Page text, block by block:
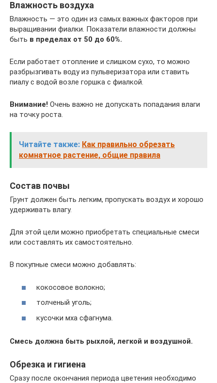
Влажность воздуха
Влажность — это один из самых важных факторов при
выращивании фиалки. Показатели влажности должны
быть в пределах от 50 до 60%.
Если работает отопление и слишком сухо, то можно
разбрызгивать воду из пульверизатора или ставить
пиалу с водой возле горшка с фиалкой.
Внимание! Очень важно не допускать попадания влаги
на точку роста.
Читайте также: Как правильно обрезать
комнатное растение, общие правила
Состав почвы
Грунт должен быть легким, пропускать воздух и хорошо
удерживать влагу.
Для этой цели можно приобретать специальные смеси
или составлять их самостоятельно.
В покупные смеси можно добавлять:
кокосовое волокно;
толченый уголь;
кусочки мха сфагнума.
Смесь должна быть рыхлой, легкой и воздушной.
Обрезка и гигиена
Сразу после окончания периода цветения необходимо